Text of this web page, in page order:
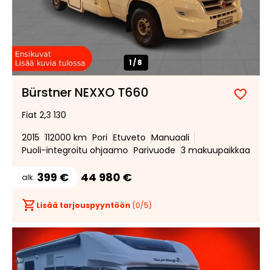
1/8
Bürstner NEXXO T660
Lisää
Fiat 2,3 130
2015 112000 km Pori Etuveto Manuaali
Puoli-integroitu ohjaamo Parivuode 3 makuupaikkaa
alk. 399 € 44 980 €
Lisää tarjouspyyntöön (0/5)